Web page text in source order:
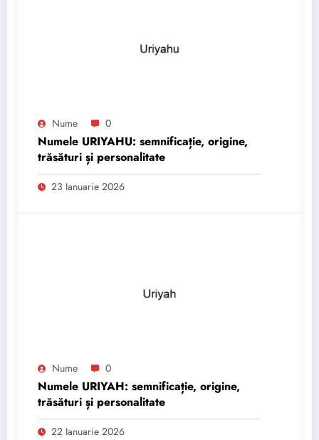
Nume 0
Numele URIYAHU: semnificație, origine,
trăsături și personalitate
23 Ianuarie 2026
Nume 0
Numele URIYAH: semnificație, origine,
trăsături și personalitate
22 Ianuarie 2026